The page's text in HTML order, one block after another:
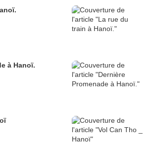
à Hanoï.